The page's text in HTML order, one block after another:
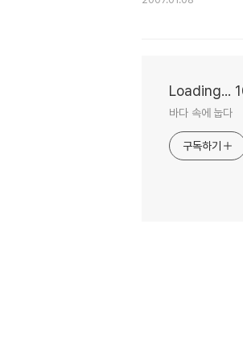
Loading...
바다 속에 눕다
구독하기